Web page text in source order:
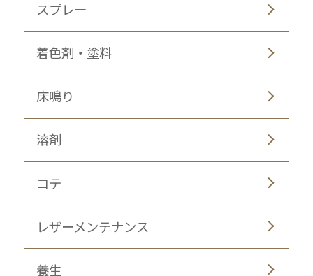
スプレー
着色剤・塗料
床鳴り
溶剤
コテ
レザーメンテナンス
養生